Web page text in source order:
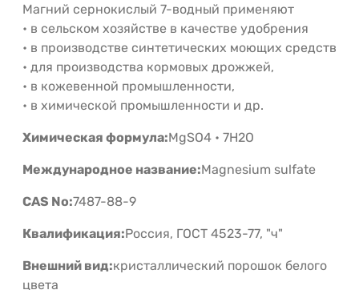
Магний сернокислый 7-водный применяют
• в сельском хозяйстве в качестве удобрения
• в производстве синтетических моющих средств
• для производства кормовых дрожжей,
• в кожевенной промышленности,
• в химической промышленности и др.
Химическая формула:MgSO4 • 7H2O
Международное название:Magnesium sulfate
CAS No:7487-88-9
Квалификация:Россия, ГОСТ 4523-77, "ч"
Внешний вид:кристаллический порошок белого
цвета